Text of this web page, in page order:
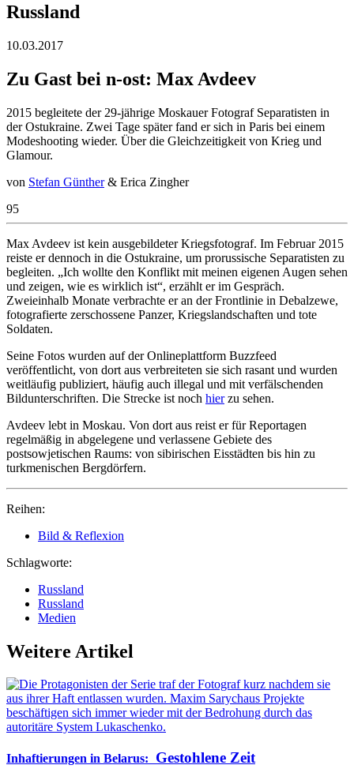
Russland
10.03.2017
Zu Gast bei n-ost: Max Avdeev
2015 begleitete der 29-jährige Moskauer Fotograf Separatisten in
der Ostukraine. Zwei Tage später fand er sich in Paris bei einem
Modeshooting wieder. Über die Gleichzeitigkeit von Krieg und
Glamour.
von Stefan Günther& Erica Zingher
95
Max Avdeev ist kein ausgebildeter Kriegsfotograf. Im Februar 2015
reiste er dennoch in die Ostukraine, um prorussische Separatisten zu
begleiten. „Ich wollte den Konflikt mit meinen eigenen Augen sehen
und zeigen, wie es wirklich ist“, erzählt er im Gespräch.
Zweieinhalb Monate verbrachte er an der Frontlinie in Debalzewe,
fotografierte zerschossene Panzer, Kriegslandschaften und tote
Soldaten.
Seine Fotos wurden auf der Onlineplattform Buzzfeed
veröffentlicht, von dort aus verbreiteten sie sich rasant und wurden
weitläufig publiziert, häufig auch illegal und mit verfälschenden
Bildunterschriften. Die Strecke ist noch hierzu sehen.
Avdeev lebt in Moskau. Von dort aus reist er für Reportagen
regelmäßig in abgelegene und verlassene Gebiete des
postsowjetischen Raums: von sibirischen Eisstädten bis hin zu
turkmenischen Bergdörfern.
Reihen:
Bild & Reflexion
Schlagworte:
Russland
Russland
Medien
Weitere Artikel
Inhaftierungen in Belarus: Gestohlene Zeit